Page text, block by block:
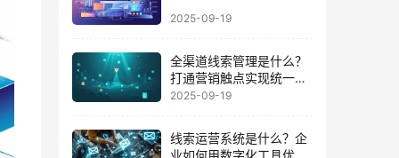
2025-09-19
全渠道线索管理是什么？
打通营销触点实现统一数
据运营的路径
2025-09-19
线索运营系统是什么？企
业如何用数字化工具优化